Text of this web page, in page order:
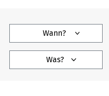
Wann?
Was?